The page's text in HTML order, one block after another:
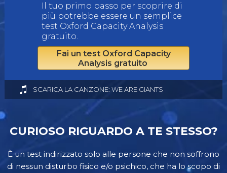
Il tuo primo passo per scoprire di
più potrebbe essere un semplice
test Oxford Capacity Analysis
gratuito.
Fai un test Oxford Capacity
Analysis gratuito
SCARICA LA CANZONE: WE ARE GIANTS
CURIOSO RIGUARDO A TE STESSO?
È un test indirizzato solo alle persone che non soffrono
di nessun disturbo fisico e/o psichico, che ha lo scopo di